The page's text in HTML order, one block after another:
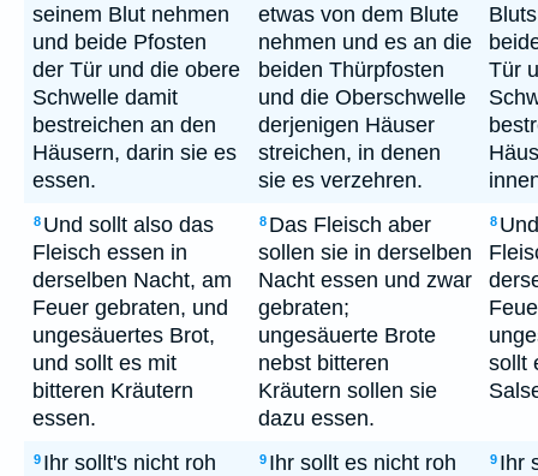
seinem Blut nehmen
und beide Pfosten
der Tür und die obere
Schwelle damit
bestreichen an den
Häusern, darin sie es
essen.
etwas von dem Blute
nehmen und es an die
beiden Thürpfosten
und die Oberschwelle
derjenigen Häuser
streichen, in denen
sie es verzehren.
Tür
8 Und sollt also das
Fleisch essen in
derselben Nacht, am
Feuer gebraten, und
ungesäuertes Brot,
und sollt es mit
bitteren Kräutern
essen.
8 Das Fleisch aber
sollen sie in derselben
Nacht essen und zwar
gebraten;
ungesäuerte Brote
nebst bitteren
Kräutern sollen sie
dazu essen.
8
sollt
9 Ihr sollt's nicht roh
9 Ihr sollt es nicht roh
9 Ihr